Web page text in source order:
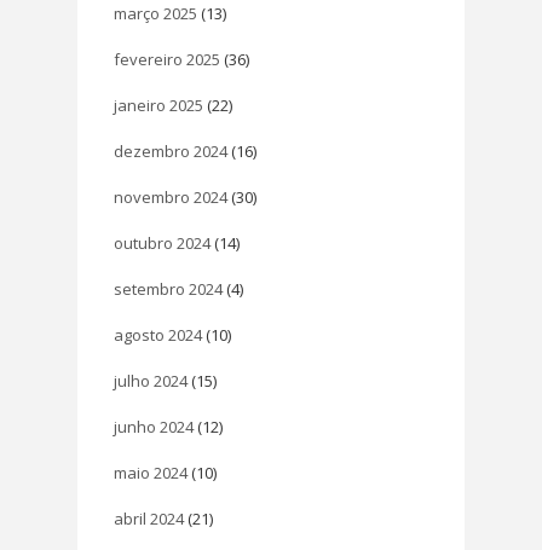
março 2025 (13)
fevereiro 2025 (36)
janeiro 2025 (22)
dezembro 2024(16)
novembro 2024(30)
outubro 2024(14)
setembro 2024(4)
agosto 2024(10)
julho 2024(15)
junho 2024(12)
maio 2024(10)
abril 2024(21)